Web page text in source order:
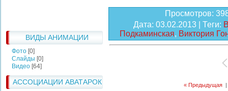
ВИДЫ АНИМАЦИИ
Фото [0]
Слайды [0]
Видео [64]
АССОЦИАЦИИ АВАТАРОК
Просмотров:
Дата: 03.02.2013 | Теги:
Подкаминская, Виктория
« Предыдущая|